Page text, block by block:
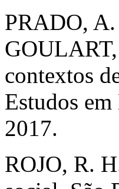
PRADO,
contextos
Estudos
2017.
ROJO, R.